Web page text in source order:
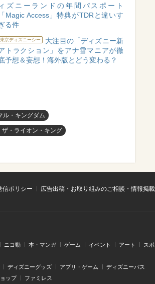
ィズニーランドの年間パスポート
「Magic Access」特典がTDRと違いす
る件
東京ディズニーシー
大注目の「ディズニー新
トラクション」をアナ雪マニアが徹
予想＆妄想！海外版とどう変わる？
ル・キングダム
・ライオン・キング
信ポリシー
広告出稿・お取り組みのご相談・情報掲
ニコ動 本・マンガ ゲーム イベント アート ス
ディズニーグッズ アプリ・ゲーム ディズニーパス
ップ ファミレス